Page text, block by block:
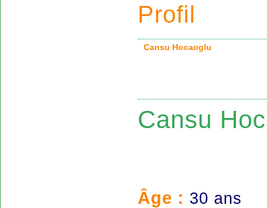
Profil
Cansu Hocaoglu
Cansu
Âge : 30 ans